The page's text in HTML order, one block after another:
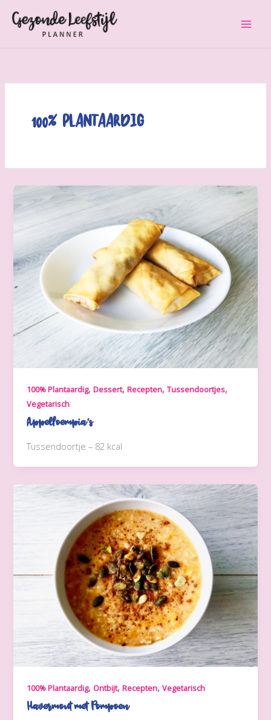
naar
inhoud
100% Plantaardig
100% Plantaardig,Dessert,Recepten,Tussendoortjes,
Vegetarisch
Appelloempia’s
Tussendoortje – 82 kcal
100% Plantaardig, Ontbijt,Recepten,Vegetarisch
Havermout met Pompoen